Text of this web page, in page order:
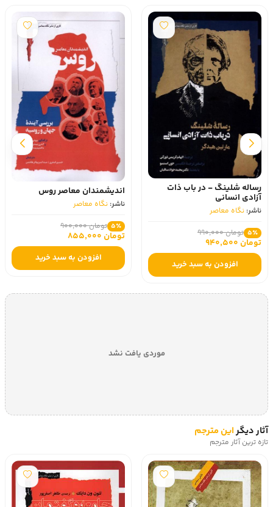
رساله شلینگ - در باب‌ ذات‌
آزادی‌ انسانی
ناشر: نگاه معاصر
5٪ تومان 990,000
تومان 940,500
افزودن به سبد خرید
اندیشمندان معاصر روس
ناشر: نگاه معاصر
5٪ تومان 900,000
تومان 855,000
افزودن به سبد خرید
موردی یافت نشد
آثار دیگراین مترجم
تازه ترین آثار مترجم